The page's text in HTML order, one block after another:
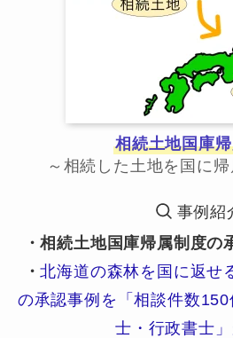
相続土地国庫
～相続した土地を国に
事例紹
・相続土地国庫帰属制度の
・北海道の森林を国に返せ
の承認事例を「相談件数
士・行政書士